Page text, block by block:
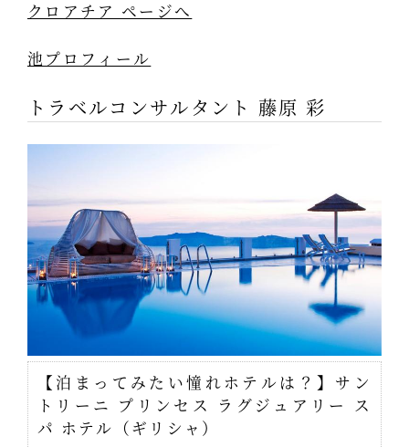
クロアチア ページへ
池プロフィール
トラベルコンサルタント 藤原 彩
【泊まってみたい憧れホテルは？】サン
トリーニ プリンセス ラグジュアリー ス
パ ホテル（ギリシャ）